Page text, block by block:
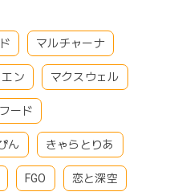
マルチャーナ
ン マクスウェル
ード
ん きゃらとりあ
FGO 恋と深空